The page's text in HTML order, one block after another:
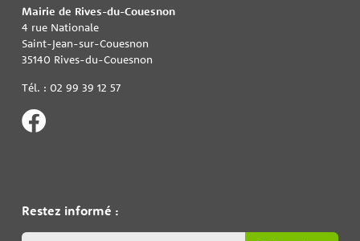
Mairie de Rives-du-Couesnon
4 rue Nationale
Saint-Jean-sur-Couesnon
35140 Rives-du-Couesnon
Tél. : 02 99 39 12 57
Restez informé :